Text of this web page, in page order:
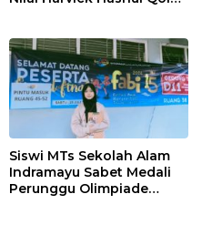
Siswi MTs Sekolah Alam
Indramayu Sabet Medali
Perunggu Olimpiade